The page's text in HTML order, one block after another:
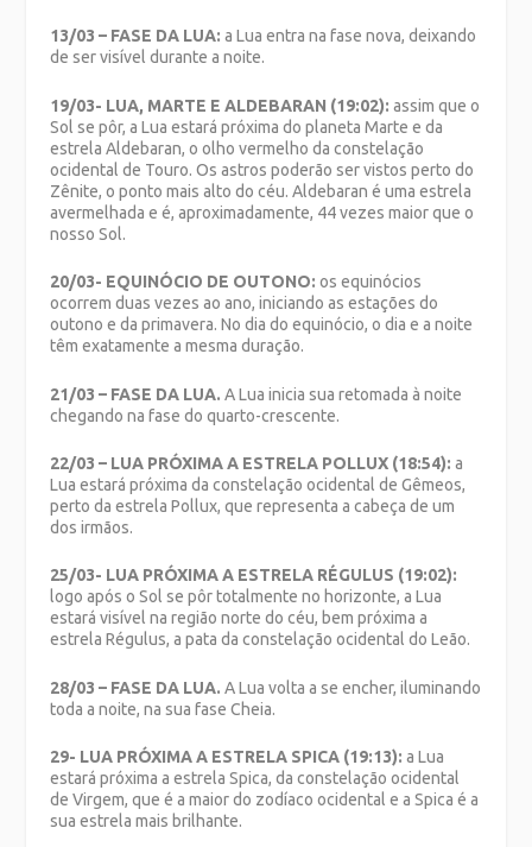
13/03 – FASE DA LUA: a Lua entra na fase nova, deixando
de ser visível durante a noite.
19/03- LUA, MARTE E ALDEBARAN (19:02): assim que o
Sol se pôr, a Lua estará próxima do planeta Marte e da
estrela Aldebaran, o olho vermelho da constelação
ocidental de Touro. Os astros poderão ser vistos perto do
Zênite, o ponto mais alto do céu. Aldebaran é uma estrela
avermelhada e é, aproximadamente, 44 vezes maior que o
nosso Sol.
20/03- EQUINÓCIO DE OUTONO: os equinócios
ocorrem duas vezes ao ano, iniciando as estações do
outono e da primavera. No dia do equinócio, o dia e a noite
têm exatamente a mesma duração.
21/03 – FASE DA LUA. A Lua inicia sua retomada à noite
chegando na fase do quarto-crescente.
22/03 – LUA PRÓXIMA A ESTRELA POLLUX (18:54): a
Lua estará próxima da constelação ocidental de Gêmeos,
perto da estrela Pollux, que representa a cabeça de um
dos irmãos.
25/03- LUA PRÓXIMA A ESTRELA RÉGULUS (19:02):
logo após o Sol se pôr totalmente no horizonte, a Lua
estará visível na região norte do céu, bem próxima a
estrela Régulus, a pata da constelação ocidental do Leão.
28/03 – FASE DA LUA. A Lua volta a se encher, iluminando
toda a noite, na sua fase Cheia.
29- LUA PRÓXIMA A ESTRELA SPICA (19:13): a Lua
estará próxima a estrela Spica, da constelação ocidental
de Virgem, que é a maior do zodíaco ocidental e a Spica é a
sua estrela mais brilhante.